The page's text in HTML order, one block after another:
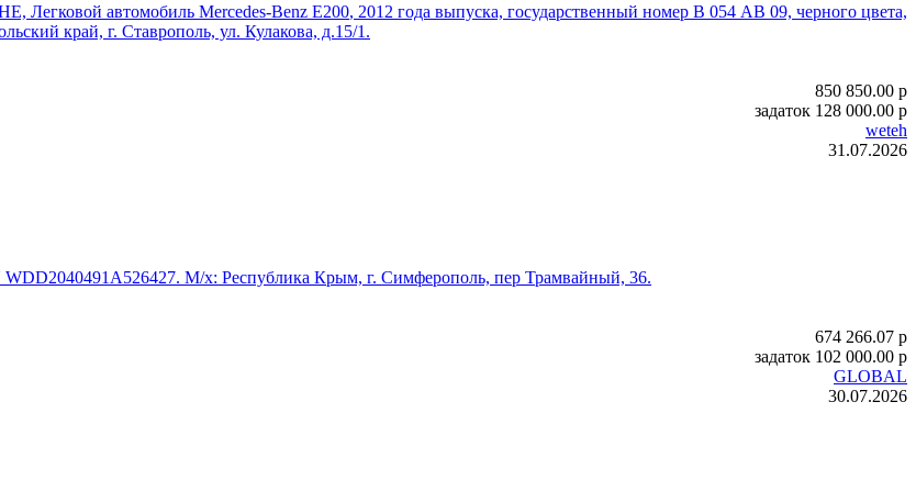
Легковой автомобиль Mercedes-Benz E200, 2012 года выпуска, государственный номер В 054 АВ 09, черного цвета,
край, г. Ставрополь, ул. Кулакова, д.15/1.
850 850.00 p
задаток 128 000.00 p
weteh
31.07.2026
М/х: Республика Крым, г. Симферополь, пер Трамвайный, 36.
674 266.07 p
задаток 102 000.00 p
GLOBAL
30.07.2026